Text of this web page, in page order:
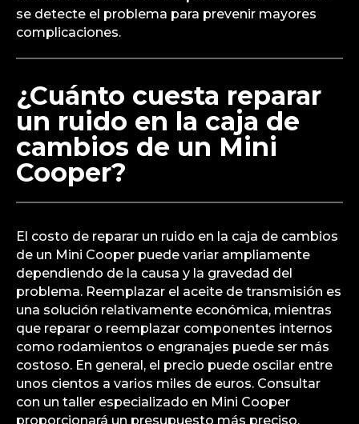
se detecte el problema para prevenir mayores
complicaciones.
¿Cuánto cuesta reparar
un ruido en la caja de
cambios de un Mini
Cooper?
El costo de reparar un ruido en la caja de cambios
de un Mini Cooper puede variar ampliamente
dependiendo de la causa y la gravedad del
problema. Reemplazar el aceite de transmisión es
una solución relativamente económica, mientras
que reparar o reemplazar componentes internos
como rodamientos o engranajes puede ser más
costoso. En general, el precio puede oscilar entre
unos cientos a varios miles de euros. Consultar
con un taller especializado en Mini Cooper
proporcionará un presupuesto más preciso.